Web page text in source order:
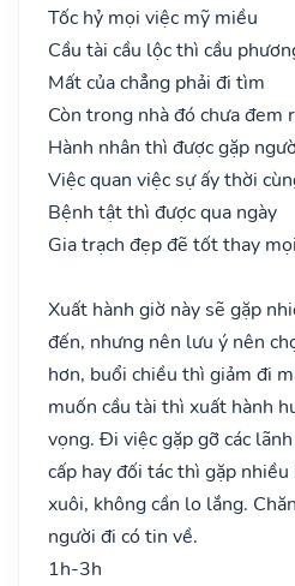
Tốc hỷ mọi việc mỹ miều
Cầu tài cầu lộc thì cầu
Mất của chẳng phải đi tìm
Còn trong nhà đó chưa đem
Hành nhân thì được gặp
Việc quan việc sự ấy thời
Bệnh tật thì được qua ngày
Gia trạch đẹp đẽ tốt thay
Xuất hành giờ này sẽ gặp
đến, nhưng nên lưu ý nên
hơn, buổi chiều thì giảm đi
muốn cầu tài thì xuất hành
vọng. Đi việc gặp gỡ các
cấp hay đối tác thì gặp
xuôi, không cần lo lắng.
người đi có tin về.
1h-3h